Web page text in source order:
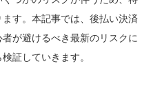
す。本記事では、後払い決済
が避けるべき最新のリスクに
証していきます。